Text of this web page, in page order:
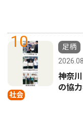
10
社会
足柄
神奈
の協